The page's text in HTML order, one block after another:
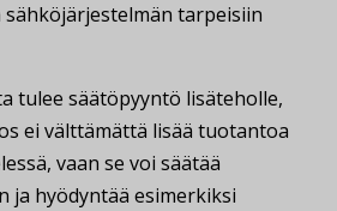
sähköjärjestelmän tarpeisiin
tulee säätöpyyntö lisäteholle,
ei välttämättä lisää tuotantoa
vaan se voi säätää
ja hyödyntää esimerkiksi